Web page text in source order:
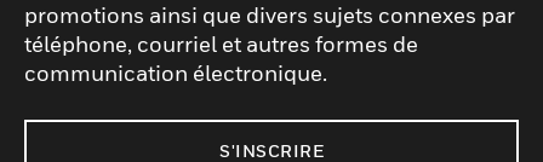
promotions ainsi que divers sujets connexes par
téléphone, courriel et autres formes de
communication électronique.
S'INSCRIRE